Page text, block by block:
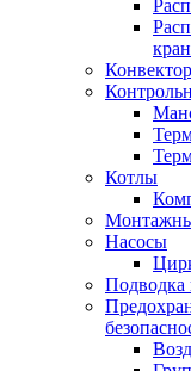
Котлы
Насосы
Подводка